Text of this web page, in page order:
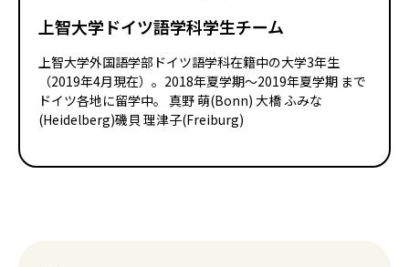
上智大学ドイツ語学科学生チーム
上智大学外国語学部ドイツ語学科在籍中の大学3年生
（2019年4月現在）。2018年夏学期〜2019年夏学期 まで
ドイツ各地に留学中。 真野 萌(Bonn) 大橋 ふみな
(Heidelberg)磯貝 理津子(Freiburg)